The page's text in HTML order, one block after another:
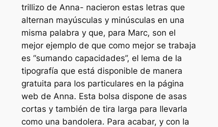
trillizo de Anna- nacieron estas letras que
alternan mayúsculas y minúsculas en una
misma palabra y que, para Marc, son el
mejor ejemplo de que como mejor se trabaja
es “sumando capacidades”, el lema de la
tipografía que está disponible de manera
gratuita para los particulares en la página
web de Anna. Esta bolsa dispone de asas
cortas y también de tira larga para llevarla
como una bandolera. Para acabar, y con la